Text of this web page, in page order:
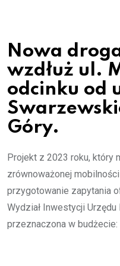
Nowa
wzdłuż ul.
odcinku od
Góry.
Projekt z 2023 roku, który
zrównoważonej
przygotowanie zapytania
Wydział Inwestycji
przeznaczona w budżecie: